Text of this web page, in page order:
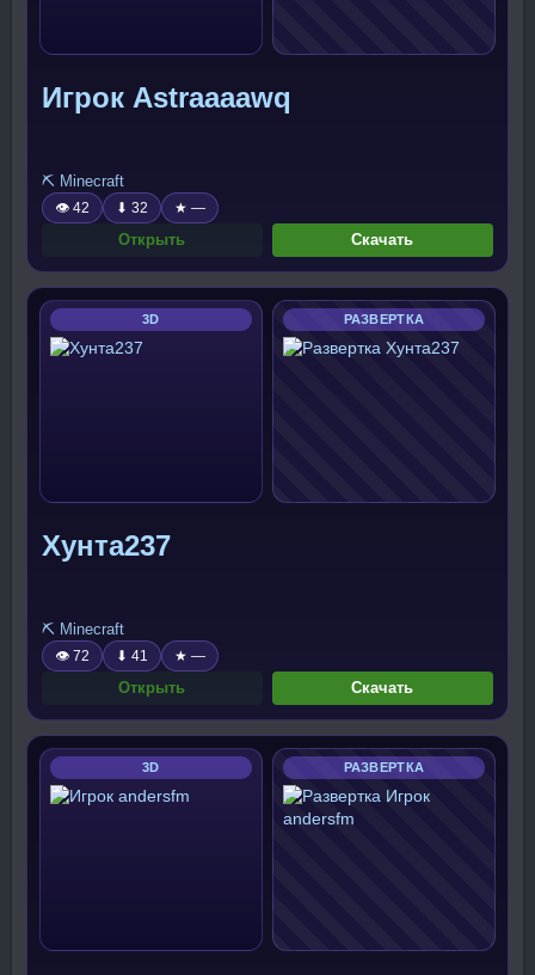
Игрок Astraaaawq
⛏️ Minecraft
👁 42 ⬇ 32 ★ —
Открыть Скачать
3D РАЗВЕРТКА
Хунта237
⛏️ Minecraft
👁 72 ⬇ 41 ★ —
Открыть Скачать
3D РАЗВЕРТКА